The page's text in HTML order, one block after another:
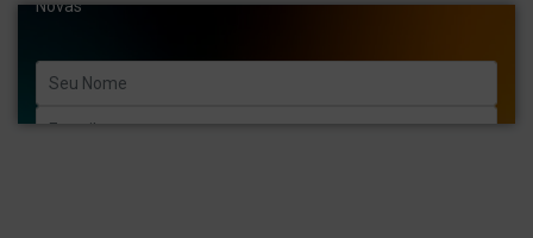
Novas